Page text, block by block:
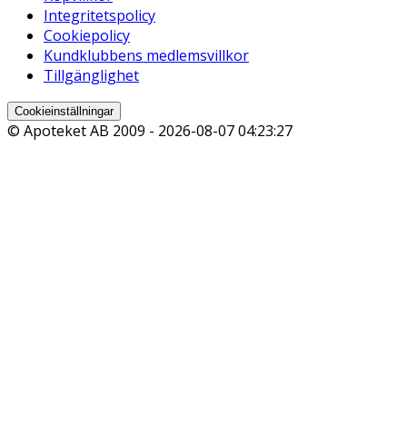
Integritetspolicy
Cookiepolicy
Kundklubbens medlemsvillkor
Tillgänglighet
Cookieinställningar
© Apoteket AB 2009 - 2026-08-07 04:23:27